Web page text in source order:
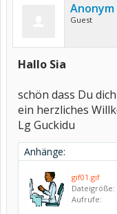
Anonym
Guest
Hallo Sia
schön dass Du
ein herzliches
Lg Guckidu
Anhänge:
gif01.gif
Dateigröße:
Aufrufe: